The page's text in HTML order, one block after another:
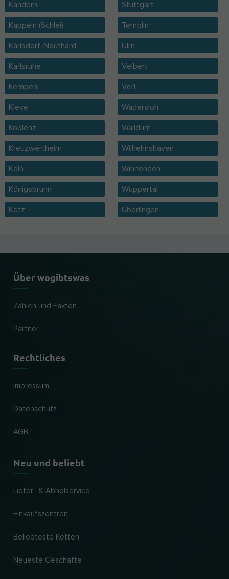
Kandern
Kappeln (Schlei)
Karlsdorf-Neuthard
Karlsruhe
Kempen
Kleve
Koblenz
Kreuzwertheim
Köln
Königsbrunn
Kötz
Stuttgart
Templin
Ulm
Velbert
Verl
Wadersloh
Walldürn
Wilhelmshaven
Winnenden
Wuppertal
Überlingen
Über wogibtswas
Zahlen und Fakten
Partner
Rechtliches
Impressum
Datenschutz
AGB
Neu und beliebt
Liefer- & Abholservice
Einkaufszentren
Beliebteste Ketten
Neueste Geschäfte